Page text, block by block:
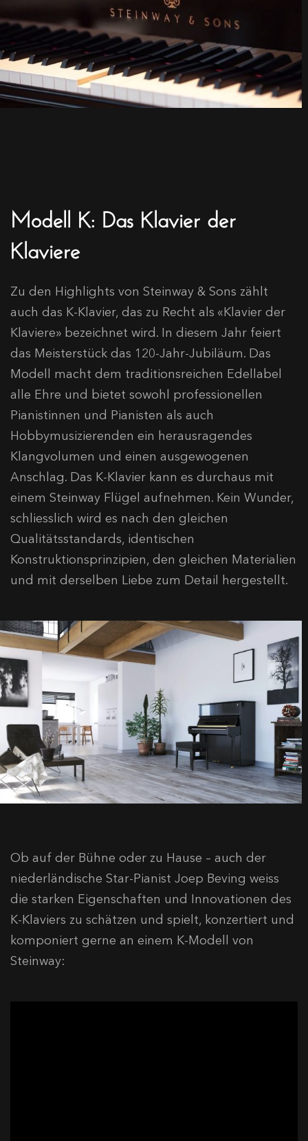
Modell K: Das Klavier der
Klaviere
Zu den Highlights von Steinway & Sons zählt
auch das K-Klavier, das zu Recht als «Klavier der
Klaviere» bezeichnet wird. In diesem Jahr feiert
das Meisterstück das 120-Jahr-Jubiläum. Das
Modell macht dem traditionsreichen Edellabel
alle Ehre und bietet sowohl professionellen
Pianistinnen und Pianisten als auch
Hobbymusizierenden ein herausragendes
Klangvolumen und einen ausgewogenen
Anschlag. Das K-Klavier kann es durchaus mit
einem Steinway Flügel aufnehmen. Kein Wunder,
schliesslich wird es nach den gleichen
Qualitätsstandards, identischen
Konstruktionsprinzipien, den gleichen Materialien
und mit derselben Liebe zum Detail hergestellt.
Ob auf der Bühne oder zu Hause – auch der
niederländische Star-Pianist Joep Beving weiss
die starken Eigenschaften und Innovationen des
K-Klaviers zu schätzen und spielt, konzertiert und
komponiert gerne an einem K-Modell von
Steinway: